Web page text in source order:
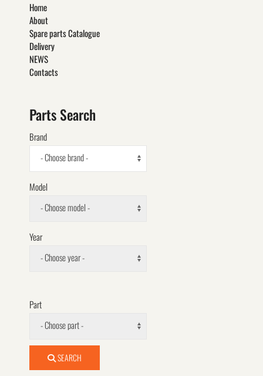
Home
About
Spare parts Catalogue
Delivery
NEWS
Contacts
Parts Search
Brand
- Choose brand -
Model
- Choose model -
Year
- Choose year -
Part
- Choose part -
SEARCH